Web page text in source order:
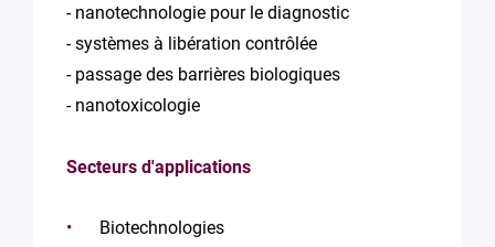
- nanotechnologie pour le diagnostic
- systèmes à libération contrôlée
- passage des barrières biologiques
- nanotoxicologie
Secteurs d'applications
Biotechnologies